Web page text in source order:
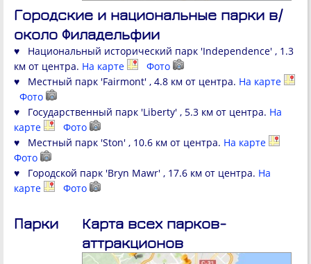
Городские и национальные парки в/
около Филадельфии
♥ Национальный исторический парк 'Independence' , 1.3
км от центра. На карте
Фото
♥ Местный парк 'Fairmont' , 4.8 км от центра. На карте
Фото
♥ Государственный парк 'Liberty' , 5.3 км от центра. На
карте
Фото
♥ Местный парк 'Ston' , 10.6 км от центра. На карте
Фото
♥ Городской парк 'Bryn Mawr' , 17.6 км от центра. На
карте
Фото
Карта всех парков-
аттракционов
Парки